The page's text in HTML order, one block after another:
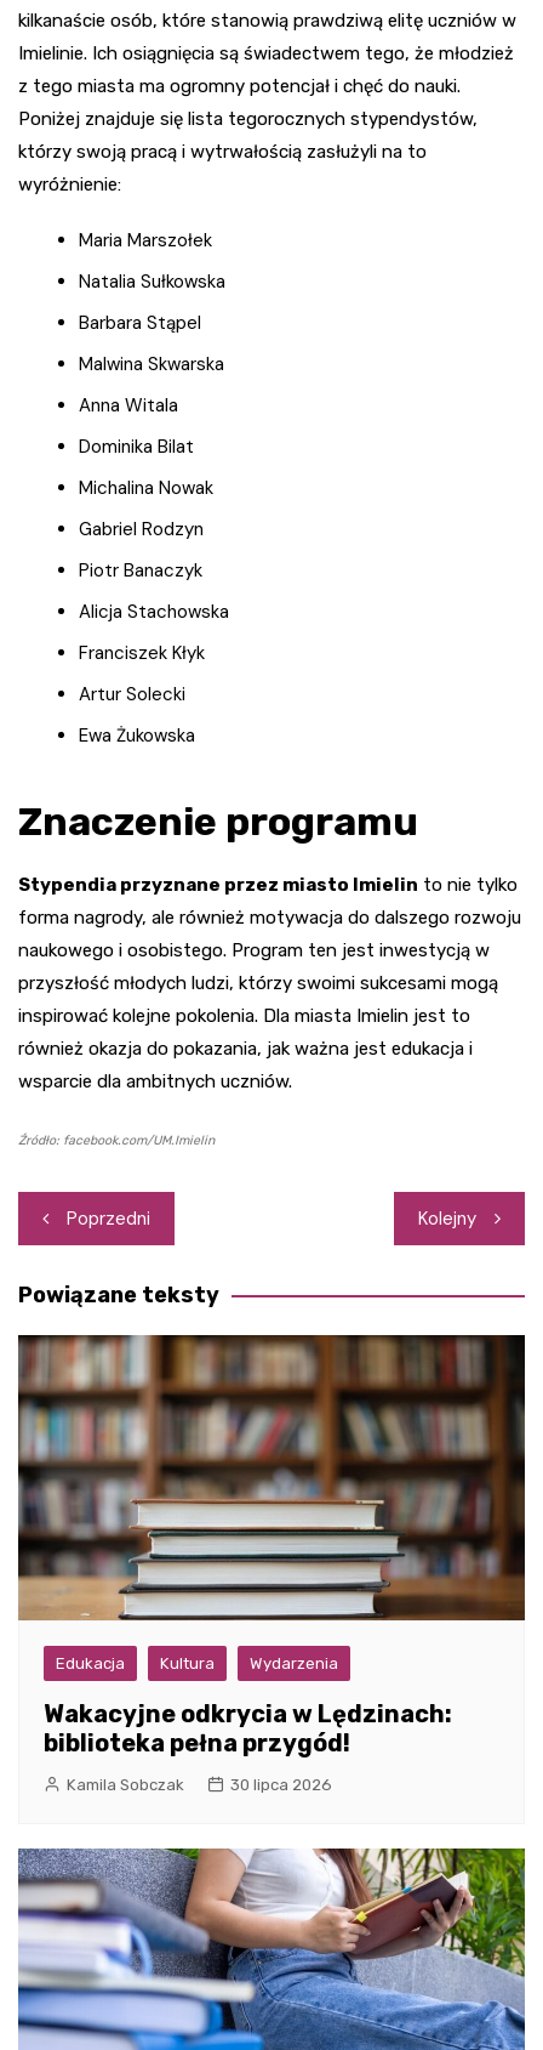
kilkanaście osób, które stanowią prawdziwą elitę uczniów w
Imielinie. Ich osiągnięcia są świadectwem tego, że młodzież
z tego miasta ma ogromny potencjał i chęć do nauki.
Poniżej znajduje się lista tegorocznych stypendystów,
którzy swoją pracą i wytrwałością zasłużyli na to
wyróżnienie:
Maria Marszołek
Natalia Sułkowska
Barbara Stąpel
Malwina Skwarska
Anna Witala
Dominika Bilat
Michalina Nowak
Gabriel Rodzyn
Piotr Banaczyk
Alicja Stachowska
Franciszek Kłyk
Artur Solecki
Ewa Żukowska
Znaczenie programu
Stypendia przyznane przez miasto Imielin to nie tylko
forma nagrody, ale również motywacja do dalszego rozwoju
naukowego i osobistego. Program ten jest inwestycją w
przyszłość młodych ludzi, którzy swoimi sukcesami mogą
inspirować kolejne pokolenia. Dla miasta Imielin jest to
również okazja do pokazania, jak ważna jest edukacja i
wsparcie dla ambitnych uczniów.
Źródło: facebook.com/UM.Imielin
Nawigacja
wpisu
Poprzedni Kolejny
Powiązane teksty
Edukacja Kultura Wydarzenia
Wakacyjne odkrycia w Lędzinach:
biblioteka pełna przygód!
Kamila Sobczak 30 lipca 2026